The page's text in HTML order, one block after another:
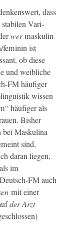
dass
sta­bilen Vari­
wermaskulin
feminin ist
ob diese
und weib­liche
FM häu­figer
wis­sen
häu­figer als
Bish­er
bei Maskuli­na
sind,
daran liegen,
im
FM auch
mit ein­er
der Arzt